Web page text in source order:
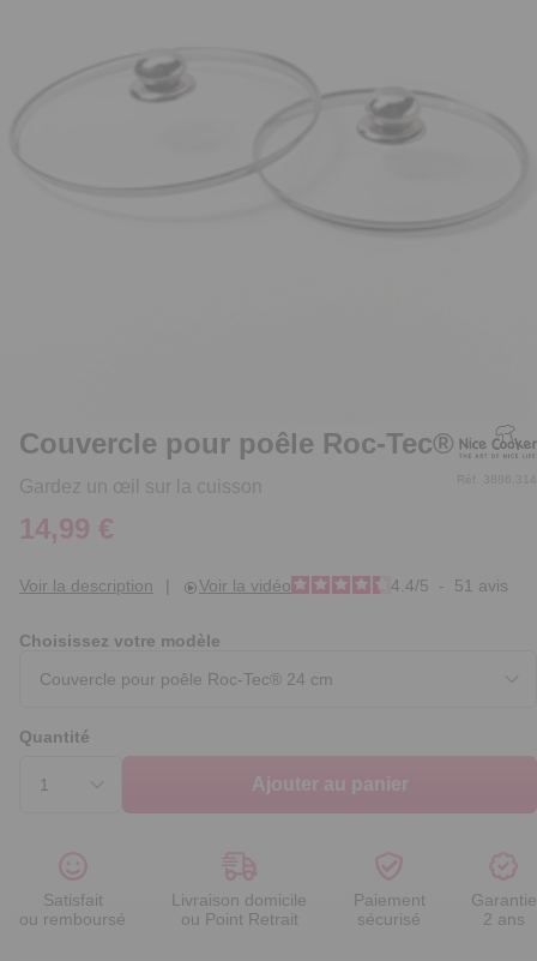
Couvercle pour poêle Roc-Tec®
Gardez un œil sur la cuisson Réf. 3886.314
14,99 €
Voir la description | Voir la vidéo 4.4/5 - 51 avis
Choisissez votre modèle
Quantité
Ajouter au panier
Satisfait
ou remboursé
Livraison domicile
ou Point Retrait
Paiement
sécurisé
Garantie
2 ans